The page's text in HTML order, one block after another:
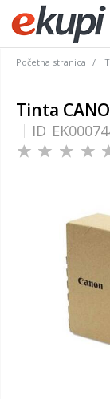
Početna stranica
Tinta
ID